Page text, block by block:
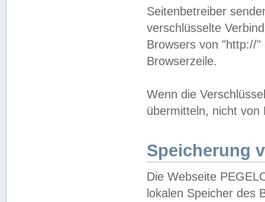
Seitenbetreiber
verschlüsselte
Browsers von "http://
Browserzeile.
Wenn die
übermitteln, nicht von
Speicherung
Die Webseite
lokalen Speicher des